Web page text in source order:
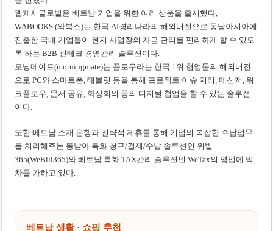
웹케시글로벌은 베트남 기업을 위한 여러 상품을 출시했다,
WABOOKS (와북스)는 한국 AI경리나라의 해외버전으로 동남아시아에
진출한 국내 기업들이 현지 사업장의 자금 관리를 편리하게 할 수 있도
록 하는 B2B 핀테크 경영관리 솔루션이다.
모닝메이트(morningmate)는 플로우라는 한국 1위 협업툴의 해외버전
으로 PC와 스마트폰, 태블릿 등을 통해 프로젝트 이슈 처리, 메신저, 워
크플로우, 문서 공유, 화상회의 등의 디지털 협업을 할 수 있는 솔루션
이다.
또한 베트남 소재 은행과 전략적 제휴를 통해 기업의 복잡한 수납업무
를 처리해주는 동남아 특화 청구/결제/수납 솔루션인 위빌
365(WeBill365)와 베트남 특화 TAX관리 솔루션인 WeTax의 영업에 박
차를 가하고 있다.
베트남 생활 · 쇼핑 추천